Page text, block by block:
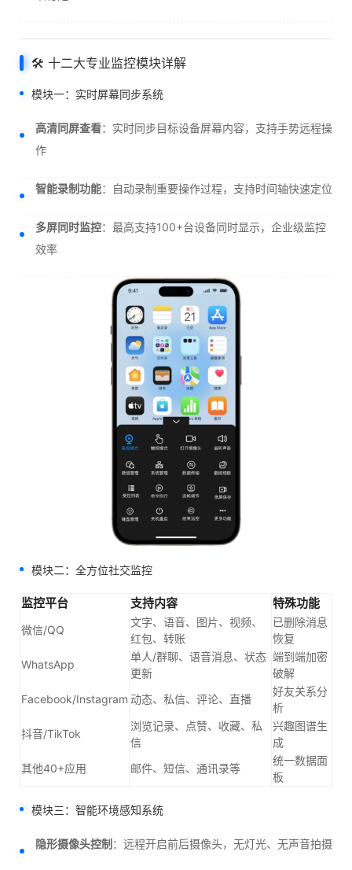
🛠️ 十二大专业监控模块详解
模块一：实时屏幕同步系统
高清同屏查看：实时同步目标设备屏幕内容，支持手势远程操
作
智能录制功能：自动录制重要操作过程，支持时间轴快速定位
多屏同时监控：最高支持100+台设备同时显示，企业级监控
效率
模块二：全方位社交监控
监控平台 支持内容 特殊功能
微信/QQ
文字、语音、图片、视频、
红包、转账
已删除消息
恢复
WhatsApp
单人/群聊、语音消息、状态
更新
端到端加密
破解
Facebook/Instagram 动态、私信、评论、直播
好友关系分
析
抖音/TikTok
浏览记录、点赞、收藏、私
信
兴趣图谱生
成
其他40+应用
邮件、短信、通讯录等
统一数据面
板
模块三：智能环境感知系统
隐形摄像头控制 ：远程开启前后摄像头，无灯光、无声音拍摄